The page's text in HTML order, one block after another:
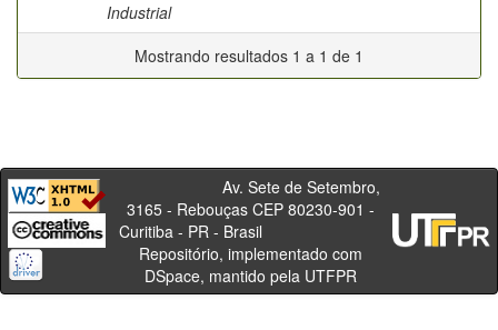
Industrial
Mostrando resultados 1 a 1 de 1
Av. Sete de Setembro,
3165 - Rebouças CEP 80230-901 -
Curitiba - PR - Brasil
Repositório, implementado com
DSpace, mantido pela UTFPR